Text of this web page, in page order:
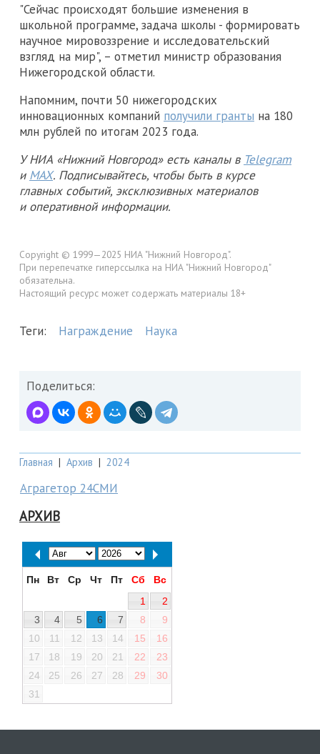
"Сейчас происходят большие изменения в
школьной программе, задача школы - формировать
научное мировоззрение и исследовательский
взгляд на мир", – отметил министр образования
Нижегородской области.
Напомним, почти 50 нижегородских
инновационных компаний получили гранты на 180
млн рублей по итогам 2023 года.
У НИА «Нижний Новгород» есть каналы в Telegram
и MAX. Подписывайтесь, чтобы быть в курсе
главных событий, эксклюзивных материалов
и оперативной информации.
Copyright © 1999—2025 НИА "Нижний Новгород".
При перепечатке гиперссылка на НИА "Нижний Новгород"
обязательна.
Настоящий ресурс может содержать материалы 18+
Теги: Награждение Наука
Поделиться:
Главная | Архив | 2024
Аграгетор 24СМИ
АРХИВ
Пн Вт Ср Чт Пт Сб
Вс
1
2
3
4 5 6 7 8
9
10
11 12 13 14 15
16
17
18 19 20 21 22
23
24
25 26 27 28 29
30
31